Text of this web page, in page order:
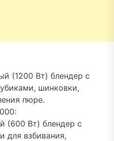
(1200 Вт) блендер с
шинковки,
пюре.
(600 Вт) блендер с
для взбивания,